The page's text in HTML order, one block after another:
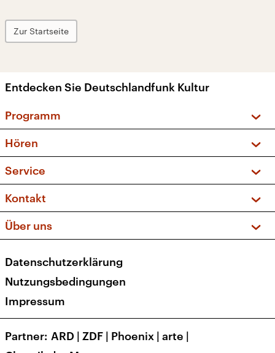
Zur Startseite
Entdecken Sie Deutschlandfunk Kultur
Programm
Sendungen und Podcasts
Musikliste
Kakadu – Das Kinderprogramm
Hören
Frequenzen (UKW + DAB+)
Service
FAQ
Apps
Newsletter
Veranstaltungen
Kontakt
Social Media
Über uns
Presse
Karriere
Transparenz
Datenschutzerklärung
Nutzungsbedingungen
Impressum
Partner ARD | ZDF | Phoenix | arte |